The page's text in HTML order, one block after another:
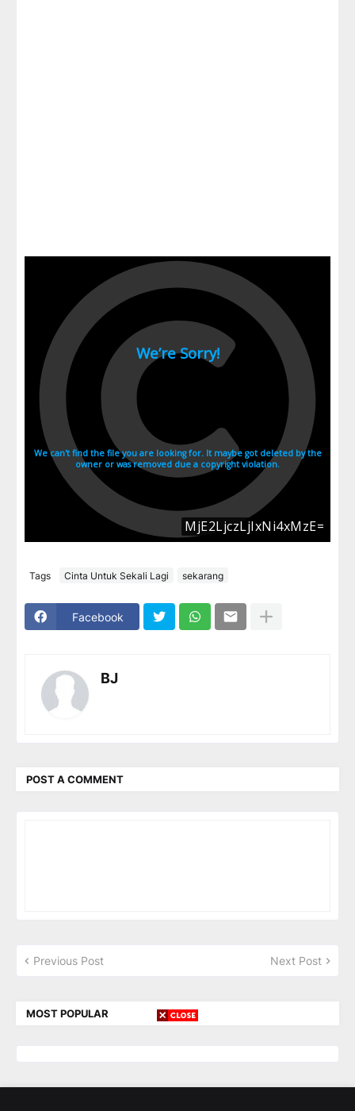
Tags Cinta Untuk Sekali Lagi sekarang
Facebook
BJ
POST A COMMENT
Previous Post Next Post
MOST POPULAR